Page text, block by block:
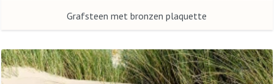
Grafsteen met bronzen plaquette